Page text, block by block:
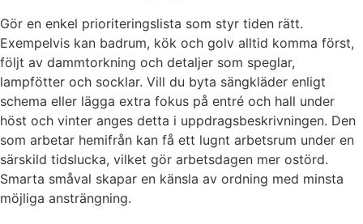
Gör en enkel prioriteringslista som styr tiden rätt.
Exempelvis kan badrum, kök och golv alltid komma först,
följt av dammtorkning och detaljer som speglar,
lampfötter och socklar. Vill du byta sängkläder enligt
schema eller lägga extra fokus på entré och hall under
höst och vinter anges detta i uppdragsbeskrivningen. Den
som arbetar hemifrån kan få ett lugnt arbetsrum under en
särskild tidslucka, vilket gör arbetsdagen mer ostörd.
Smarta småval skapar en känsla av ordning med minsta
möjliga ansträngning.